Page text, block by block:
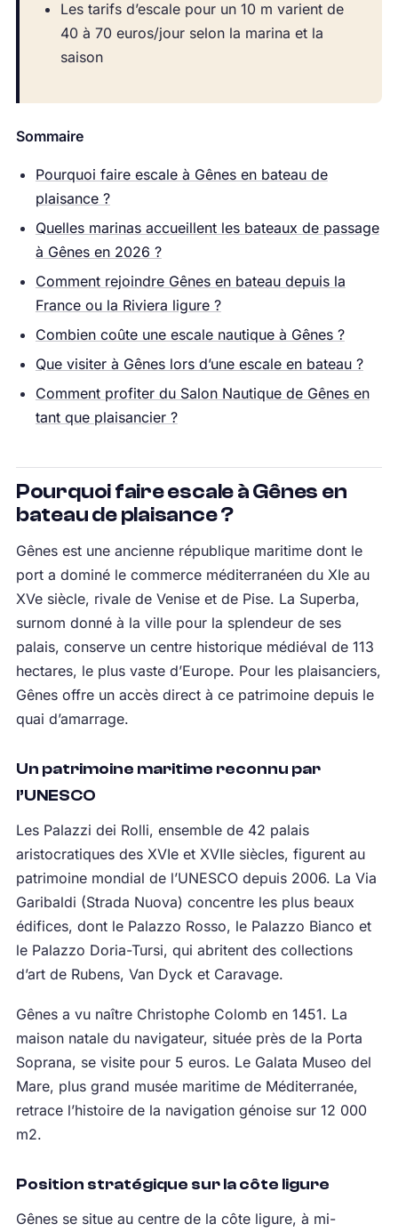
Les tarifs d’escale pour un 10 m varient de
40 à 70 euros/jour selon la marina et la
saison
Sommaire
Pourquoi faire escale à Gênes en bateau de
plaisance ?
Quelles marinas accueillent les bateaux de passage
à Gênes en 2026 ?
Comment rejoindre Gênes en bateau depuis la
France ou la Riviera ligure ?
Combien coûte une escale nautique à Gênes ?
Que visiter à Gênes lors d’une escale en bateau ?
Comment profiter du Salon Nautique de Gênes en
tant que plaisancier ?
Pourquoi faire escale à Gênes en
bateau de plaisance ?
Gênes est une ancienne république maritime dont le
port a dominé le commerce méditerranéen du XIe au
XVe siècle, rivale de Venise et de Pise. La Superba,
surnom donné à la ville pour la splendeur de ses
palais, conserve un centre historique médiéval de 113
hectares, le plus vaste d’Europe. Pour les plaisanciers,
Gênes offre un accès direct à ce patrimoine depuis le
quai d’amarrage.
Un patrimoine maritime reconnu par
l’UNESCO
Les Palazzi dei Rolli, ensemble de 42 palais
aristocratiques des XVIe et XVIIe siècles, figurent au
patrimoine mondial de l’UNESCO depuis 2006. La Via
Garibaldi (Strada Nuova) concentre les plus beaux
édifices, dont le Palazzo Rosso, le Palazzo Bianco et
le Palazzo Doria-Tursi, qui abritent des collections
d’art de Rubens, Van Dyck et Caravage.
Gênes a vu naître Christophe Colomb en 1451. La
maison natale du navigateur, située près de la Porta
Soprana, se visite pour 5 euros. Le Galata Museo del
Mare, plus grand musée maritime de Méditerranée,
retrace l’histoire de la navigation génoise sur 12 000
m2.
Position stratégique sur la côte ligure
Gênes se situe au centre de la côte ligure, à mi-